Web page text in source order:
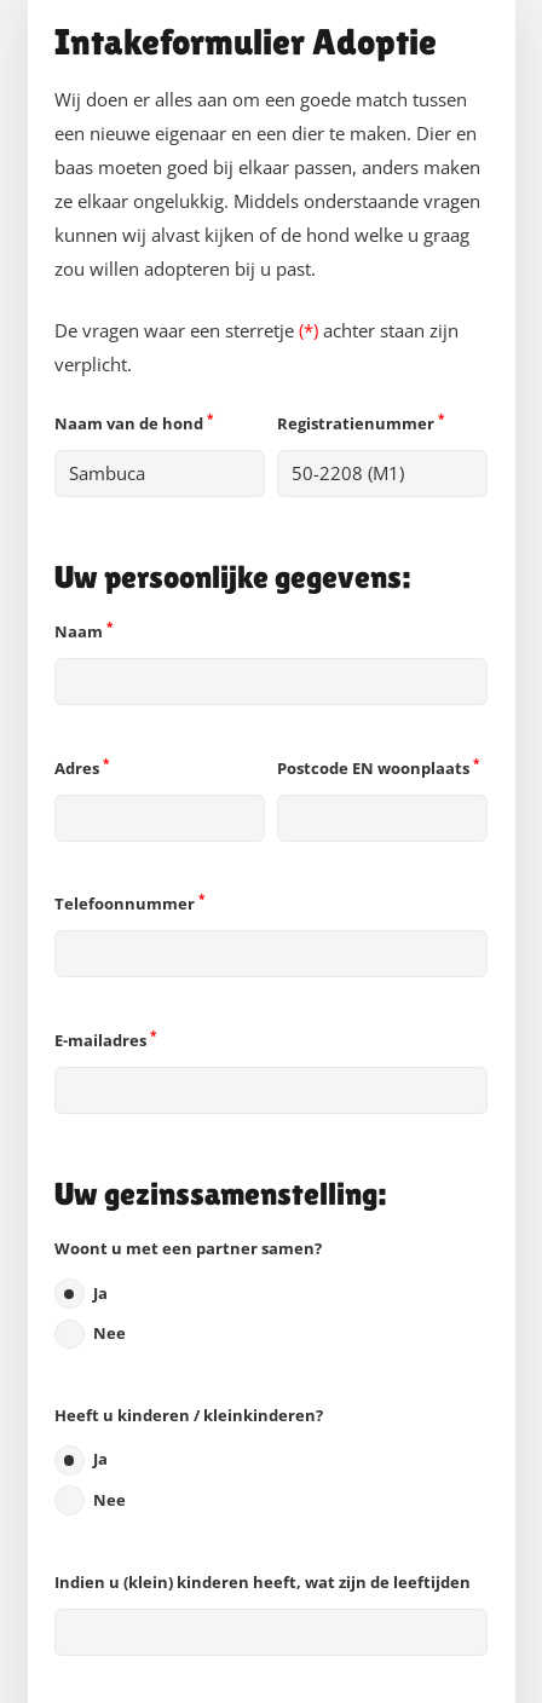
Intakeformulier Adoptie
Wij doen er alles aan om een goede match tussen
een nieuwe eigenaar en een dier te maken. Dier en
baas moeten goed bij elkaar passen, anders maken
ze elkaar ongelukkig. Middels onderstaande vragen
kunnen wij alvast kijken of de hond welke u graag
zou willen adopteren bij u past.
De vragen waar een sterretje (*) achter staan zijn
verplicht.
Naam van de hond * Registratienummer *
Uw persoonlijke gegevens:
Naam *
Adres * Postcode EN woonplaats *
Telefoonnummer *
E-mailadres *
Uw gezinssamenstelling:
Woont u met een partner samen?
Ja
Nee
Heeft u kinderen / kleinkinderen?
Ja
Nee
Indien u (klein) kinderen heeft, wat zijn de leeftijden